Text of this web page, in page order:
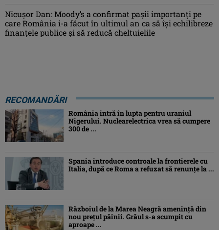
Nicușor Dan: Moody’s a confirmat pașii importanți pe
care România i-a făcut în ultimul an ca să își echilibreze
finanțele publice și să reducă cheltuielile
RECOMANDĂRI
România intră în lupta pentru uraniul
Nigerului. Nuclearelectrica vrea să cumpere
300 de ...
Spania introduce controale la frontierele cu
Italia, după ce Roma a refuzat să renunțe la ...
Războiul de la Marea Neagră amenință din
nou prețul pâinii. Grâul s-a scumpit cu
aproape ...